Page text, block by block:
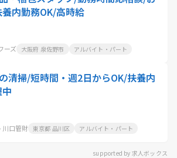
内勤務OK/高時給
ーズ 大阪府 泉佐野市 アルバイト・パート
清掃/短時間・週2日からOK/扶養内
川口管財 東京都 品川区 アルバイト・パート
supported by 求人ボックス